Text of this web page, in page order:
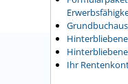
Ihr